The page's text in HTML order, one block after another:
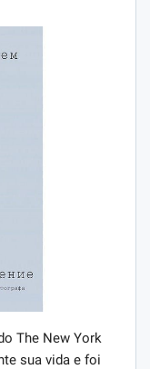
The New York
sua vida e foi